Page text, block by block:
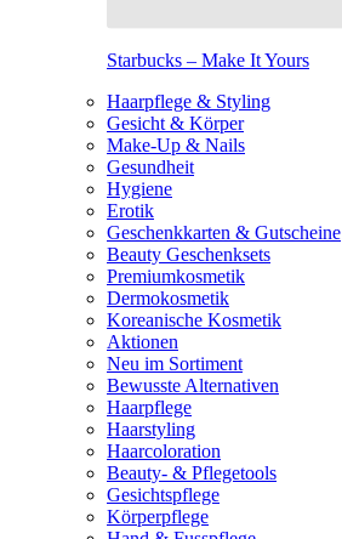
Starbucks – Make It Yours
Haarpflege & Styling
Gesicht & Körper
Make-Up & Nails
Gesundheit
Hygiene
Erotik
Geschenkkarten & Gutscheine
Beauty Geschenksets
Premiumkosmetik
Dermokosmetik
Koreanische Kosmetik
Aktionen
Neu im Sortiment
Bewusste Alternativen
Haarpflege
Haarstyling
Haarcoloration
Beauty- & Pflegetools
Gesichtspflege
Körperpflege